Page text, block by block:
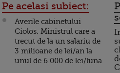
Pe acelasi subiect:
Averile cabinetului
Ciolos. Ministrul care a
trecut de la un salariu de
3 milioane de lei/an la
unul de 6.000 de lei/luna